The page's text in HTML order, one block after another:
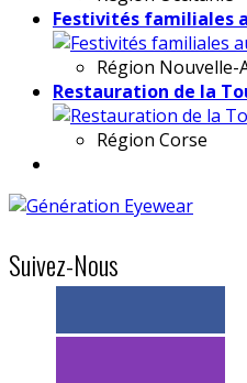
Festivités familiales
Région Nouvelle-
Restauration de la
Région Corse
Suivez-Nous
> 11k abonnés